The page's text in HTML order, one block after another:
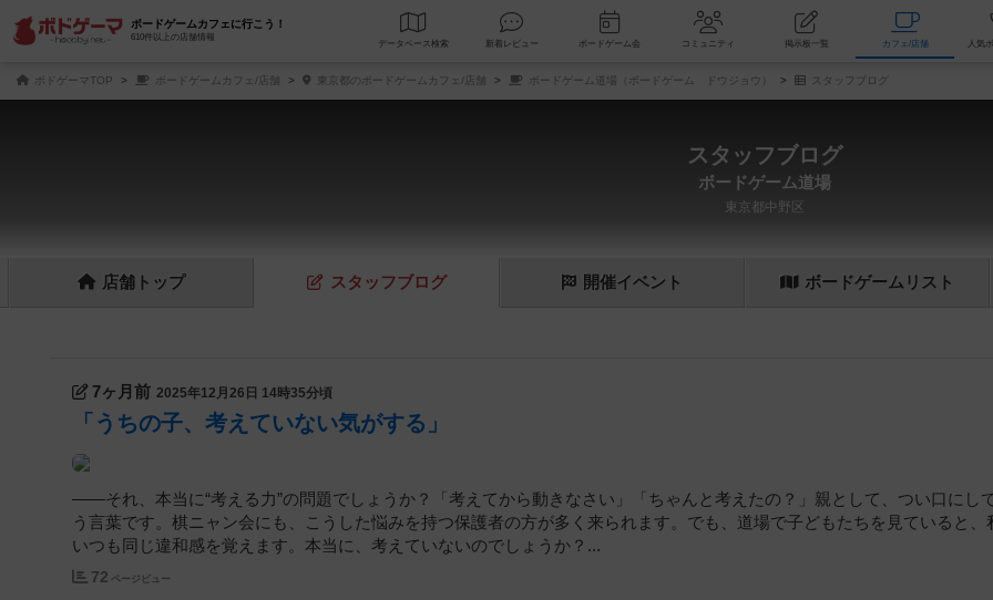
ボードゲームカフェに行こう！
610件以上の店舗情報
データベース 検索 新着レビュー ボードゲーム会 コミュニティ 掲示板一覧 カ
ボドゲーマTOP ボードゲームカフェ/店舗 東京都のボードゲームカフェ/店舗 ボードゲーム道場（ボードゲーム ドウジョウ） スタッフブログ
スタッフブログ
ボードゲーム道場
東京都中野区
店舗 トップ スタッフブログ 開催イベント ボードゲーム リスト
7ヶ月前 2025年12月26日 14時35分頃
「うちの子、考えていない気がする」
――それ、本当に“考える力”の問題でしょうか？「考えてから動きなさい」「ちゃんと考えたの？」親として、つい口にし
う言葉です。棋ニャン会にも、こうした悩みを持つ保護者の方が多く来られます。でも、道場で子どもたちを見ていると、
いつも同じ違和感を覚えます。本当に、考えていないのでしょうか？...
72 ページビュー